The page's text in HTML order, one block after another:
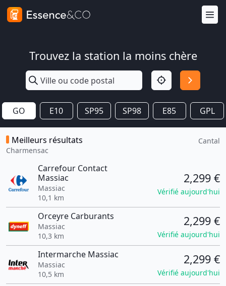
Trouvez la station la moins chère
GO E10 SP95 SP98 E85 GPL
Meilleurs résultats
Charmensac
Cantal
Carrefour Contact
Massiac
Massiac
10,1 km
2,299 €
Vérifié aujourd'hui
Orceyre Carburants
Massiac
10,3 km
2,299 €
Vérifié aujourd'hui
Intermarche Massiac
Massiac
10,5 km
2,299 €
Vérifié aujourd'hui